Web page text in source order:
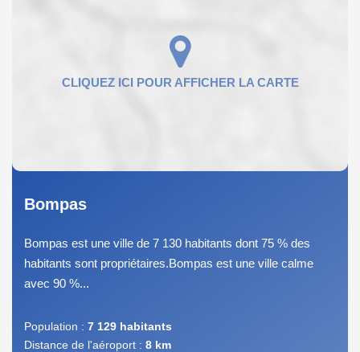
Bompas
Bompas est une ville de 7 130 habitants dont 75 % des
habitants sont propriétaires.Bompas est une ville calme
avec 90 %...
Population : 7 129 habitants
Distance de l'aéroport : 8 km